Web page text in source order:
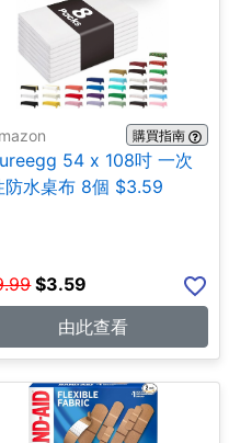
購買指南
54 x 108吋 一次
防水桌布 8個 $3.59
$3.59
由此查看